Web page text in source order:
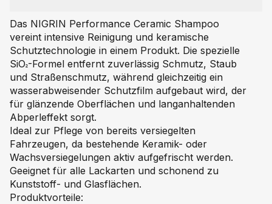
Das NIGRIN Performance Ceramic Shampoo
vereint intensive Reinigung und keramische
Schutztechnologie in einem Produkt. Die spezielle
SiO₂-Formel entfernt zuverlässig Schmutz, Staub
und Straßenschmutz, während gleichzeitig ein
wasserabweisender Schutzfilm aufgebaut wird, der
für glänzende Oberflächen und langanhaltenden
Abperleffekt sorgt.
Ideal zur Pflege von bereits versiegelten
Fahrzeugen, da bestehende Keramik- oder
Wachsversiegelungen aktiv aufgefrischt werden.
Geeignet für alle Lackarten und schonend zu
Kunststoff- und Glasflächen.
Produktvorteile: